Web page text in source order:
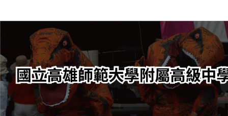
轉
要
內
容